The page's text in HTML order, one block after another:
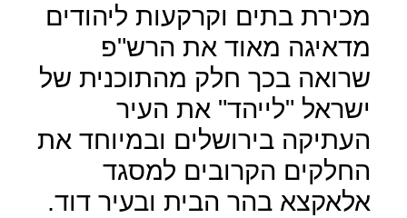
מכירת בתים וקרקעות ליהודים
מדאיגה מאוד את הרש"פ
שרואה בכך חלק מהתוכנית של
ישראל "לייהד" את העיר
העתיקה בירושלים ובמיוחד את
החלקים הקרובים למסגד
אלאקצא בהר הבית ובעיר דוד.